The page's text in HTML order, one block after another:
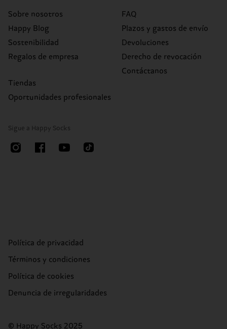
Sobre nosotros
Happy Blog
Sostenibilidad
Regalos de empresa
Tiendas
Oportunidades profesionales
FAQ
Plazos y gastos de envío
Devoluciones
Derecho de revocación
Contáctanos
Sigue a Happy Socks
Política de privacidad
Términos y condiciones
Política de cookies
Denuncia de irregularidades
© Happy Socks 2025